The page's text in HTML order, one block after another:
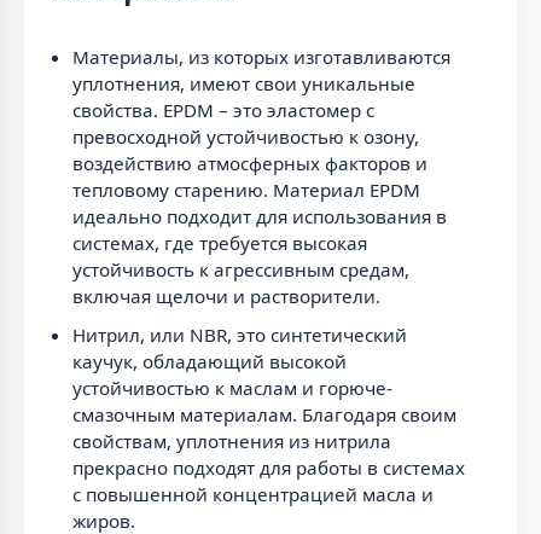
Материалы, из которых изготавливаются
уплотнения, имеют свои уникальные
свойства. EPDM – это эластомер с
превосходной устойчивостью к озону,
воздействию атмосферных факторов и
тепловому старению. Материал EPDM
идеально подходит для использования в
системах, где требуется высокая
устойчивость к агрессивным средам,
включая щелочи и растворители.
Нитрил, или NBR, это синтетический
каучук, обладающий высокой
устойчивостью к маслам и горюче-
смазочным материалам. Благодаря своим
свойствам, уплотнения из нитрила
прекрасно подходят для работы в системах
с повышенной концентрацией масла и
жиров.